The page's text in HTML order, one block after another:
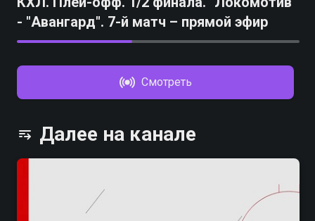
- "Авангард". 7-й матч – прямой эфир
Смотреть
Далее на канале